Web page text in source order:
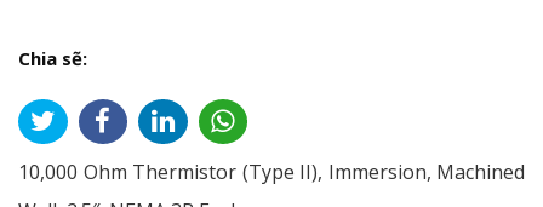
Chia sẽ:
10,000 Ohm Thermistor (Type II), Immersion, Machined